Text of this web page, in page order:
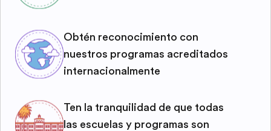
Obtén reconocimiento con
nuestros programas acreditados
internacionalmente
Ten la tranquilidad de que todas
las escuelas y programas son